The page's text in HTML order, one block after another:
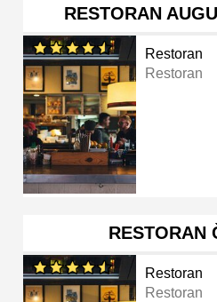
RESTORAN
Restoran
Restoran
RESTORAN
Restoran
Restoran